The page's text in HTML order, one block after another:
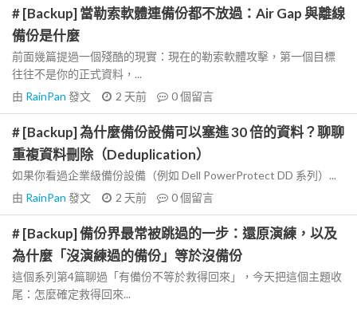
# [Backup] 當勒索軟體連備份都不放過：Air Gap 與離線
備份是什麼
前面幾篇提過一個殘酷的現實：現在的勒索軟體攻擊，第一個目標
往往不是你的正式資料，...
由 RainPan 發文 2 天前 0個留言
# [Backup] 為什麼備份設備可以塞進 30 倍的資料？聊聊
重複資料刪除（Deduplication）
如果你看過企業級備份設備（例如 Dell PowerProtect DD 系列）...
由 RainPan 發文 2 天前 0個留言
# [Backup] 備份界最常被跳過的一步：還原演練，以及
為什麼「沒演練過的備份」等於沒備份
這個系列第4篇聊過「有備份不等於救得回來」，今天把這個主題收
尾：怎麼確定救得回來...